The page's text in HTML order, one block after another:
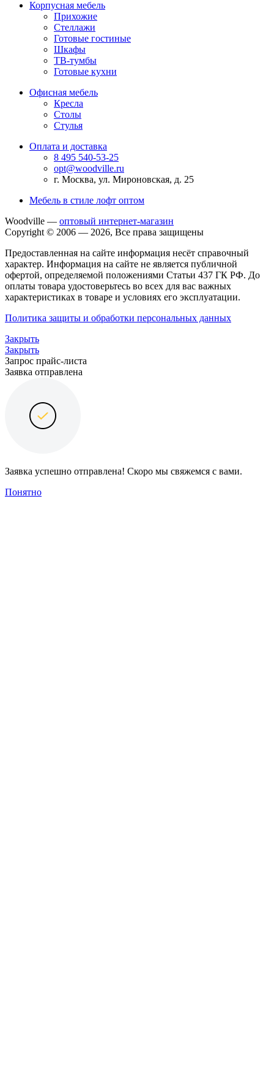
Корпусная мебель
Прихожие
Стеллажи
Готовые гостиные
Шкафы
ТВ-тумбы
Готовые кухни
Офисная мебель
Кресла
Столы
Стулья
Оплата и доставка
8 495 540-53-25
opt@woodville.ru
г. Москва, ул. Мироновская, д. 25
Мебель в стиле лофт оптом
Woodville — оптовый интернет-магазин
Copyright © 2006 — 2026, Все права защищены
Предоставленная на сайте информация несёт справочный
характер. Информация на сайте не является публичной
офертой, определяемой положениями Статьи 437 ГК РФ. До
оплаты товара удостоверьтесь во всех для вас важных
характеристиках в товаре и условиях его эксплуатации.
Политика защиты и обработки персональных данных
Закрыть
Закрыть
Запрос прайс-листа
Заявка отправлена
Заявка успешно отправлена! Скоро мы свяжемся с вами.
Понятно